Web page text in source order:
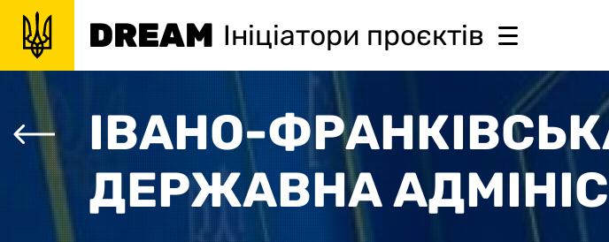
DREAM Ініціатори проєктів
ІВАНО-
ДЕРЖАВНА